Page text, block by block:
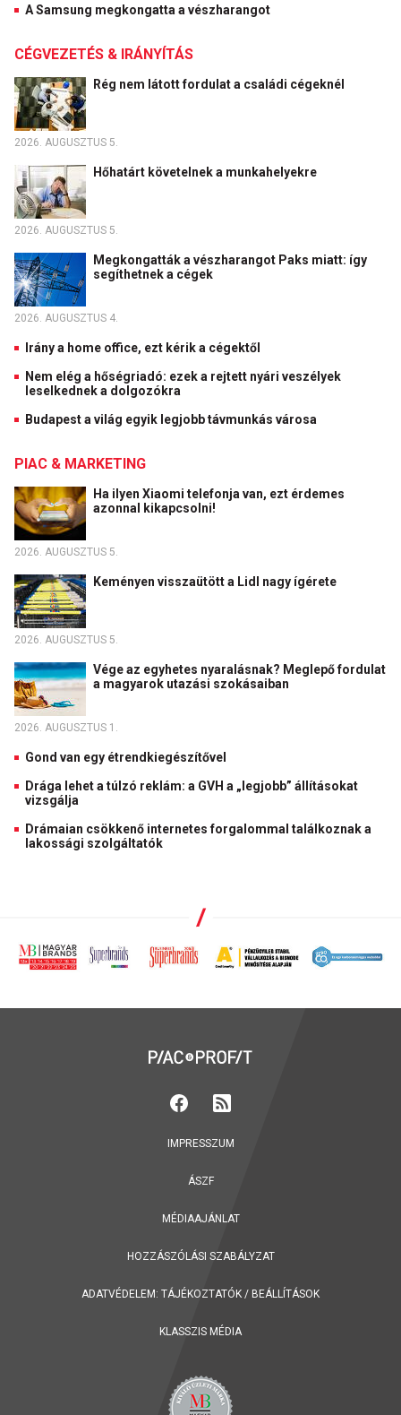
A Samsung megkongatta a vészharangot
CÉGVEZETÉS & IRÁNYÍTÁS
Rég nem látott fordulat a családi cégeknél
2026. AUGUSZTUS 5.
Hőhatárt követelnek a munkahelyekre
2026. AUGUSZTUS 5.
Megkongatták a vészharangot Paks miatt: így
segíthetnek a cégek
2026. AUGUSZTUS 4.
Irány a home office, ezt kérik a cégektől
Nem elég a hőségriadó: ezek a rejtett nyári veszélyek
leselkednek a dolgozókra
Budapest a világ egyik legjobb távmunkás városa
PIAC & MARKETING
Ha ilyen Xiaomi telefonja van, ezt érdemes
azonnal kikapcsolni!
2026. AUGUSZTUS 5.
Keményen visszaütött a Lidl nagy ígérete
2026. AUGUSZTUS 5.
Vége az egyhetes nyaralásnak? Meglepő fordulat
a magyarok utazási szokásaiban
2026. AUGUSZTUS 1.
Gond van egy étrendkiegészítővel
Drága lehet a túlzó reklám: a GVH a „legjobb” állításokat
vizsgálja
Drámaian csökkenő internetes forgalommal találkoznak a
lakossági szolgáltatók
IMPRESSZUM
ÁSZF
MÉDIAAJÁNLAT
HOZZÁSZÓLÁSI SZABÁLYZAT
ADATVÉDELEM: TÁJÉKOZTATÓK / BEÁLLÍTÁSOK
KLASSZIS MÉDIA